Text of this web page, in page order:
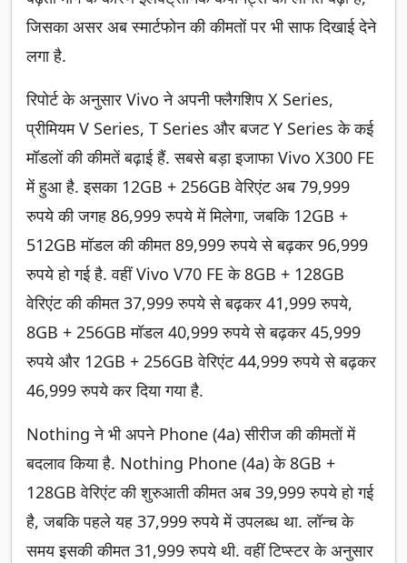
जिसका असर अब स्मार्टफोन की कीमतों पर भी साफ दिखाई देने
लगा है.
रिपोर्ट के अनुसार Vivo ने अपनी फ्लैगशिप X Series,
प्रीमियम V Series, T Series और बजट Y Series के कई
मॉडलों की कीमतें बढ़ाई हैं. सबसे बड़ा इजाफा Vivo X300 FE
में हुआ है. इसका 12GB + 256GB वेरिएंट अब 79,999
रुपये की जगह 86,999 रुपये में मिलेगा, जबकि 12GB +
512GB मॉडल की कीमत 89,999 रुपये से बढ़कर 96,999
रुपये हो गई है. वहीं Vivo V70 FE के 8GB + 128GB
वेरिएंट की कीमत 37,999 रुपये से बढ़कर 41,999 रुपये,
8GB + 256GB मॉडल 40,999 रुपये से बढ़कर 45,999
रुपये और 12GB + 256GB वेरिएंट 44,999 रुपये से बढ़कर
46,999 रुपये कर दिया गया है.
Nothing ने भी अपने Phone (4a) सीरीज की कीमतों में
बदलाव किया है. Nothing Phone (4a) के 8GB +
128GB वेरिएंट की शुरुआती कीमत अब 39,999 रुपये हो गई
है, जबकि पहले यह 37,999 रुपये में उपलब्ध था. लॉन्च के
समय इसकी कीमत 31,999 रुपये थी. वहीं टिप्स्टर के अनुसार